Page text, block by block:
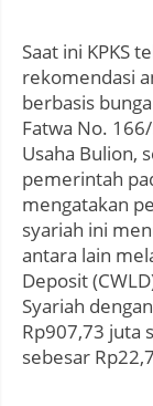
Saat ini KPKS
rekomendasi
berbasis
Fatwa No.
Usaha Bulion,
pemerintah
mengatakan
syariah ini
antara lain
Deposit
Syariah
Rp907,73 juta
sebesar